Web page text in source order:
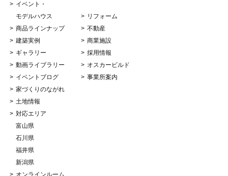
イベント・
モデルハウス
商品ラインナップ
建築実例
ギャラリー
動画ライブラリー
イベントブログ
家づくりのながれ
土地情報
対応エリア
富山県
石川県
福井県
新潟県
リフォーム
不動産
商業施設
採用情報
オスカービルド
事業所案内